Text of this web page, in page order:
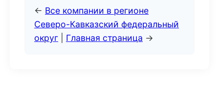
← Все компании в регионе
Северо-Кавказский федеральный
округ
Главная страница →